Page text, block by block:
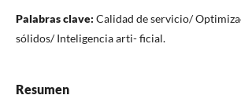
Palabras clave: Calidad de servicio/
sólidos/ Inteligencia arti- ficial.
Resumen